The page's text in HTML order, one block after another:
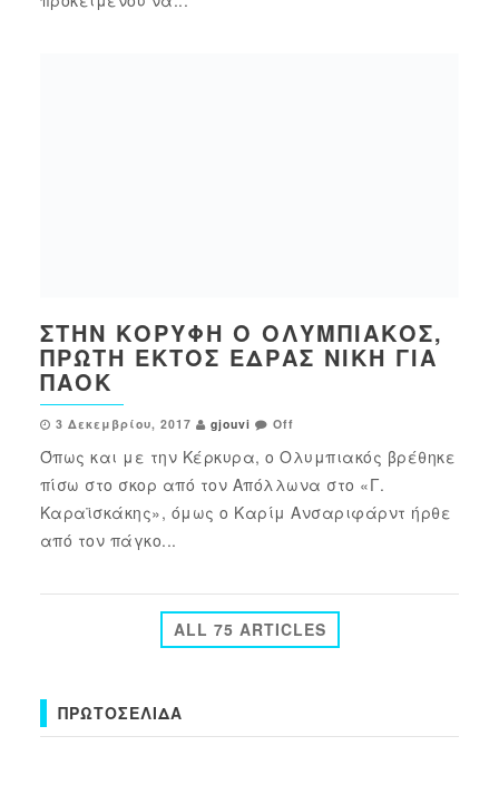
ΣΤΗΝ ΚΟΡΥΦΉ Ο ΟΛΥΜΠΙΑΚΌΣ,
ΠΡΏΤΗ ΕΚΤΌΣ ΈΔΡΑΣ ΝΊΚΗ ΓΙΑ
ΠΑΟΚ
3 Δεκεμβρίου, 2017 gjouvi Off
Όπως και με την Κέρκυρα, ο Ολυμπιακός βρέθηκε
πίσω στο σκορ από τον Απόλλωνα στο «Γ.
Καραϊσκάκης», όμως ο Καρίμ Ανσαριφάρντ ήρθε
από τον πάγκο...
ALL 75 ARTICLES
ΠΡΩΤΟΣΈΛΙΔΑ